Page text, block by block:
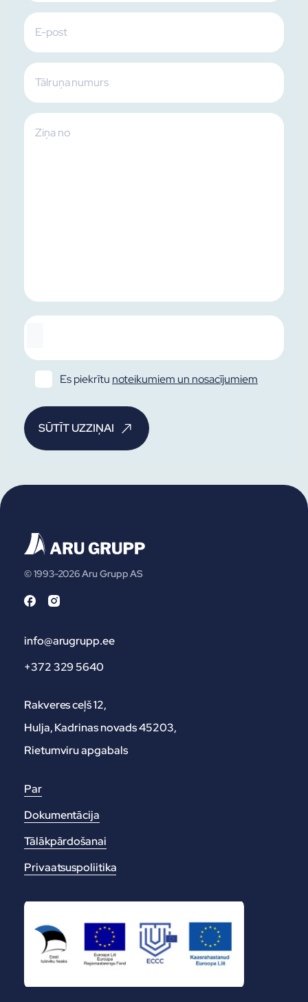
Es piekrītu noteikumiem un nosacījumiem
© 1993-2026 Aru Grupp AS
info@arugrupp.ee
+372 329 5640
Rakveres ceļš 12,
Hulja, Kadrinas novads 45203,
Rietumviru apgabals
Par
Dokumentācija
Tālākpārdošanai
Privaatsuspoliitika